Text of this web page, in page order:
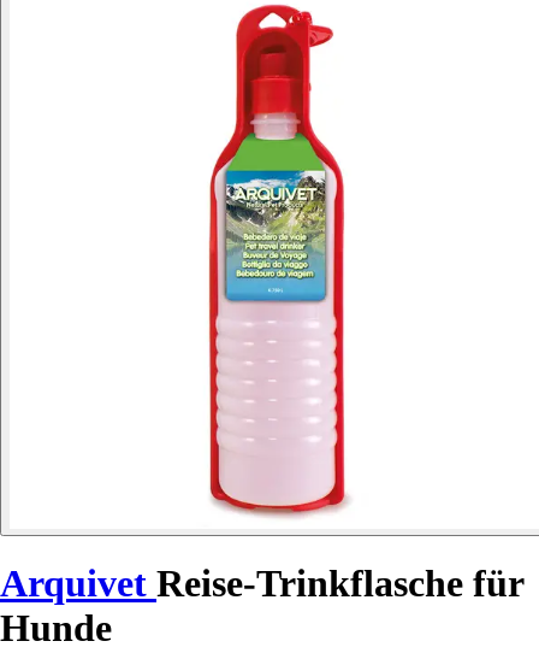
Arquivet Reise-Trinkflasche für
Hunde